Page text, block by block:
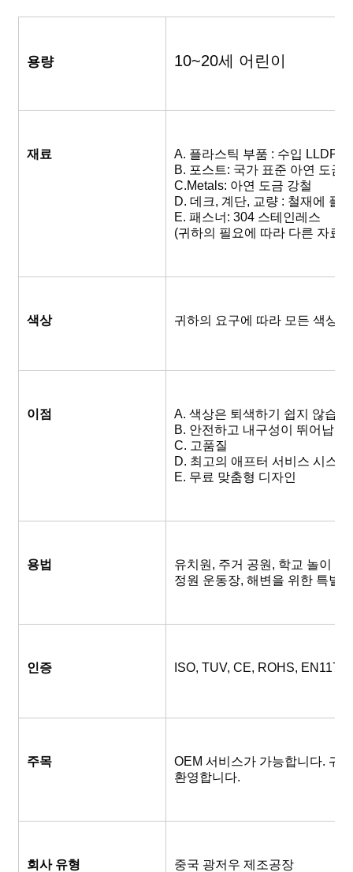
용량 10~20세 어린이
재료
A. 플라스틱 부품 : 수입 LLDPE
B. 포스트: 국가 표준 아연 도금
C.Metals: 아연 도금 강철
D. 데크, 계단, 교량 : 철재에 플
E. 패스너: 304 스테인레스
(귀하의 필요에 따라 다른 자료
색상 귀하의 요구에 따라 모든 색상
이점
A. 색상은 퇴색하기 쉽지 않습니
B. 안전하고 내구성이 뛰어납니
C. 고품질
D. 최고의 애프터 서비스 시스템
E. 무료 맞춤형 디자인
용법
유치원, 주거 공원, 학교 놀이
정원 운동장, 해변을 위한 특별
인증 ISO, TUV, CE, ROHS,
주목
OEM 서비스가 가능합니다. 귀
환영합니다.
회사 유형 중국 광저우 제조공장